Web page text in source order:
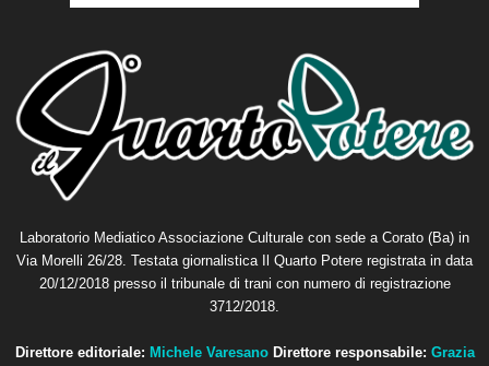
Laboratorio Mediatico Associazione Culturale con sede a Corato (Ba) in
Via Morelli 26/28. Testata giornalistica Il Quarto Potere registrata in data
20/12/2018 presso il tribunale di trani con numero di registrazione
3712/2018.
Direttore editoriale: Michele Varesano Direttore responsabile: Grazia